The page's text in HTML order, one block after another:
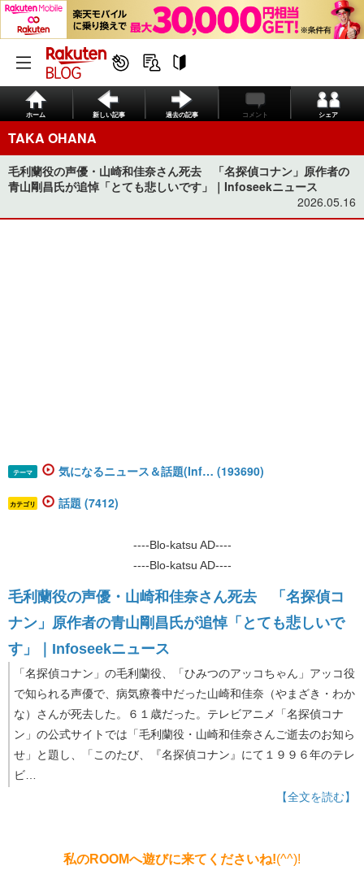
ホーム 新しい記事 過去の記事 コメント シェア
TAKA OHANA
毛利蘭役の声優・山崎和佳奈さん死去 「名探偵コナン」原作者の
青山剛昌氏が追悼「とても悲しいです」｜Infoseekニュース
2026.05.16
テーマ 気になるニュース＆話題(Inf… (193690)
カテゴリ 話題 (7412)
----Blo-katsu AD----
----Blo-katsu AD----
毛利蘭役の声優・山崎和佳奈さん死去 「名探偵コ
ナン」原作者の青山剛昌氏が追悼「とても悲しいで
す」｜Infoseekニュース
「名探偵コナン」の毛利蘭役、「ひみつのアッコちゃん」アッコ役
で知られる声優で、病気療養中だった山崎和佳奈（やまざき・わか
な）さんが死去した。６１歳だった。テレビアニメ「名探偵コナ
ン」の公式サイトでは「毛利蘭役・山崎和佳奈さんご逝去のお知ら
せ」と題し、「このたび、『名探偵コナン』にて１９９６年のテレ
ビ…
【全文を読む】
私のROOMへ遊びに来てくださいね!(^^)!